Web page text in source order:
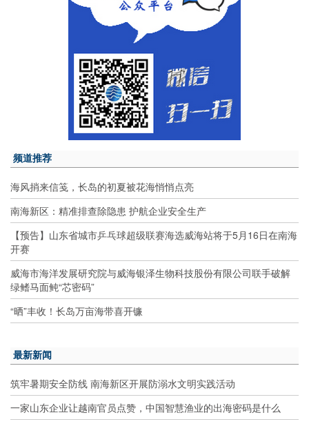
频道推荐
海风捎来信笺，长岛的初夏被花海悄悄点亮
南海新区：精准排查除隐患 护航企业安全生产
【预告】山东省城市乒乓球超级联赛海选威海站将于5月16日在南海
开赛
威海市海洋发展研究院与威海银泽生物科技股份有限公司联手破解
绿鳍马面鲀“芯密码”
“晒”丰收！长岛万亩海带喜开镰
最新新闻
筑牢暑期安全防线 南海新区开展防溺水文明实践活动
一家山东企业让越南官员点赞，中国智慧渔业的出海密码是什么